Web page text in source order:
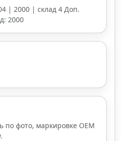
| 2000 | склад 4 Доп.
2000
по фото, маркировке OEM